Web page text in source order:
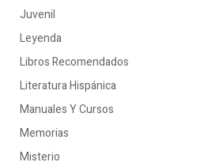
Juvenil
Leyenda
Libros Recomendados
Literatura Hispánica
Manuales Y Cursos
Memorias
Misterio